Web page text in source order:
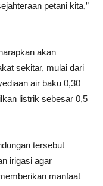
petani kita,”
akan
sekitar, mulai dari
air baku 0,30
listrik sebesar 0,5
tersebut
irigasi agar
manfaat